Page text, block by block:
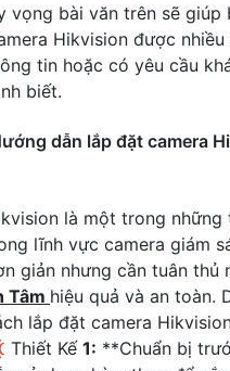
vọng bài văn trên sẽ
Hikvision được
tin hoặc có yêu cầu
biết.
dẫn lắp đặt camera
là một trong
lĩnh vực camera giám
giản nhưng cần tuân
Tâm hiệu quả và an toàn.
lắp đặt camera
Thiết Kế 1: **Chuẩn bị